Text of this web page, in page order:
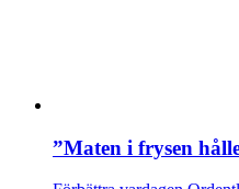
”Maten i frysen